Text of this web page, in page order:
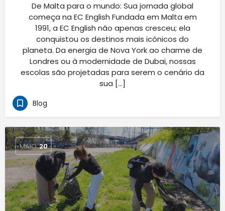
De Malta para o mundo: Sua jornada global
começa na EC English Fundada em Malta em
1991, a EC English não apenas cresceu; ela
conquistou os destinos mais icônicos do
planeta. Da energia de Nova York ao charme de
Londres ou à modernidade de Dubai, nossas
escolas são projetadas para serem o cenário da
sua […]
Blog
MAIO 20